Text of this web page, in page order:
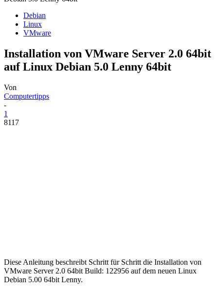
Debian
Linux
VMware
Installation von VMware Server 2.0 64bit
auf Linux Debian 5.0 Lenny 64bit
Von
Computertipps
-
1
8117
Diese Anleitung beschreibt Schritt für Schritt die Installation von
VMware Server 2.0 64bit Build: 122956 auf dem neuen Linux
Debian 5.00 64bit Lenny.